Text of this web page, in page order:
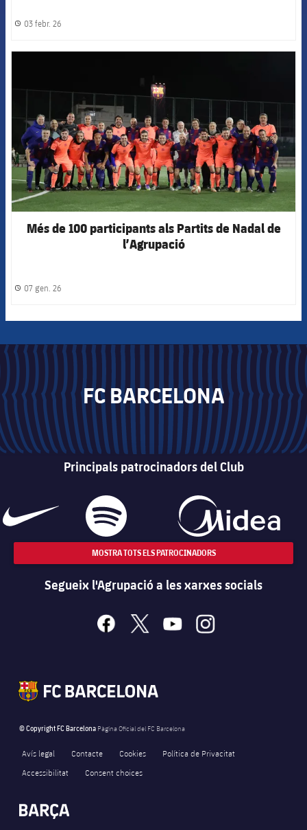
label.share.clock
03 febr. 26
Més de 100 participants als Partits de Nadal de
l’Agrupació
label.share.clock
07 gen. 26
FC BARCELONA
Principals patrocinadors del Club
MOSTRA TOTS ELS PATROCINADORS
Segueix l'Agrupació a les xarxes socials
facebook
x youtubeinstagram
© Copyright FC Barcelona Pàgina Oficial del FC Barcelona
Avís legal Contacte Cookies
Política de Privacitat
Accessibilitat
Consent choices